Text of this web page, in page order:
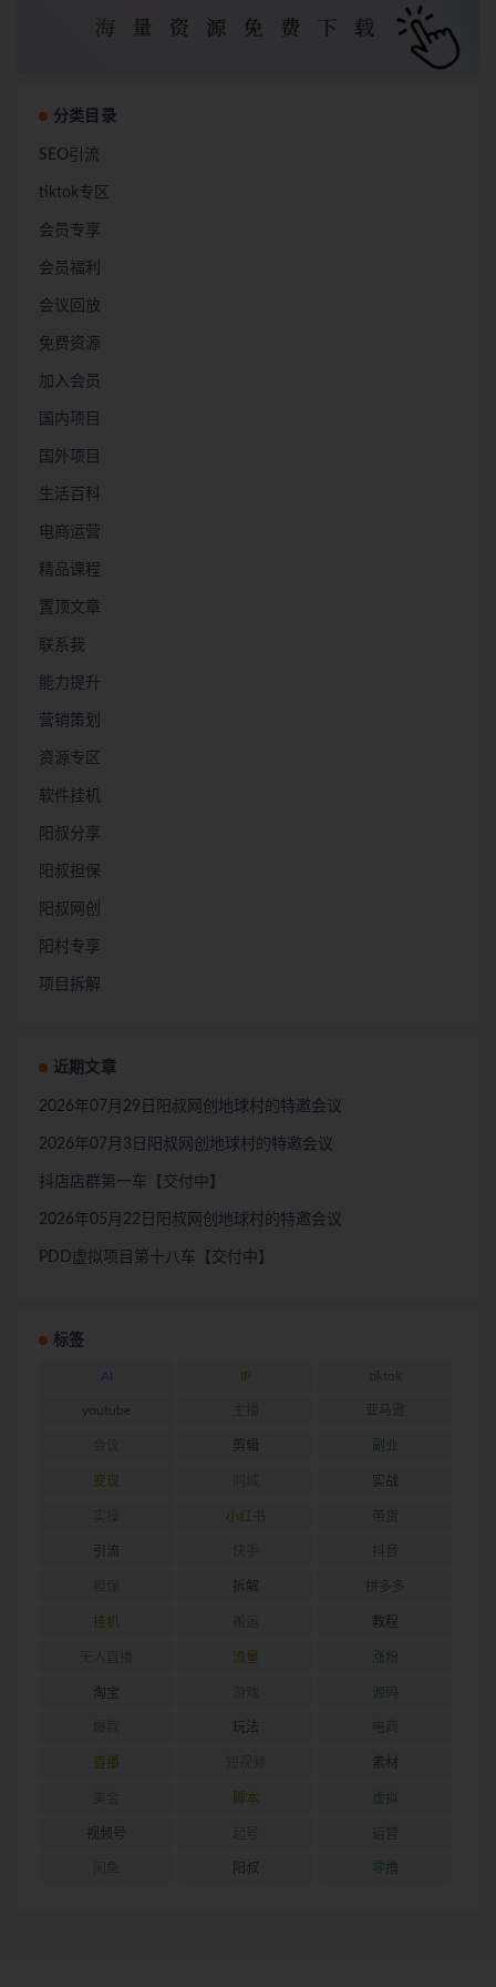
分类目录
SEO引流
tiktok专区
会员专享
会员福利
会议回放
免费资源
加入会员
国内项目
国外项目
生活百科
电商运营
精品课程
置顶文章
联系我
能力提升
营销策划
资源专区
软件挂机
阳叔分享
阳叔担保
阳叔网创
阳村专享
项目拆解
近期文章
2026年07月29日阳叔网创地球村的特邀会议
2026年07月3日阳叔网创地球村的特邀会议
抖店店群第一车【交付中】
2026年05月22日阳叔网创地球村的特邀会议
PDD虚拟项目第十八车【交付中】
标签
AI IP tiktok
youtube 亚马逊
剪辑 副业
变现 实战
小红书 带货
引流 抖音
拆解 拼多多
挂机 教程
流量 涨粉
淘宝 源码
玩法 电商
直播 素材
脚本 虚拟
视频号 运营
阳叔 零撸